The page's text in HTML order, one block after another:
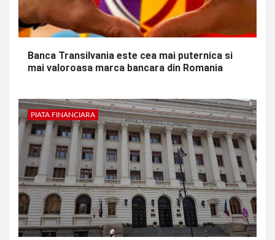
Banca Transilvania este cea mai puternica si
mai valoroasa marca bancara din Romania
PIATA FINANCIARA